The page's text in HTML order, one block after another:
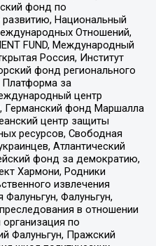
фонд по
Национальный
Отношений,
FUND, Международный
Россия, Институт
фонд регионального
Платформа за
центр
Германский фонд Маршалла
центр защиты
ресурсов, Свободная
Атлантический
фонд за демократию,
Хармони, Родники
извлечения
Фалуньгун,
в отношении
по
Фалуньгун, Пражский